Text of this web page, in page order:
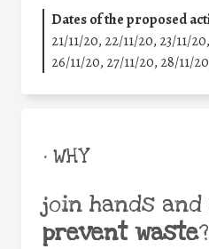
Dates of the proposed
21/11/20, 22/11/20, 23/11/
26/11/20, 27/11/20, 28/11/
• WHY
join hands
prevent waste?